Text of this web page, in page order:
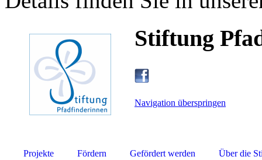
Stiftung
Navigation überspringen
Projekte Fördern Gefördert werden Über die